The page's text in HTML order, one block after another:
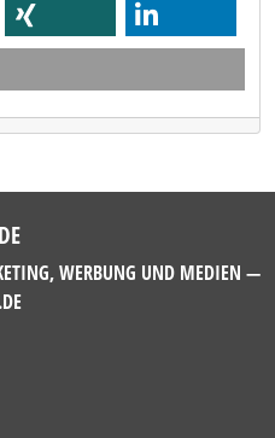
WERBUNG UND MEDIEN —